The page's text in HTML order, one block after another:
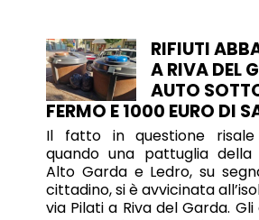
RIFIUTI
A RIVA DEL
AUTO
FERMO E 1000 EURO DI
Il fatto in questione
quando una pattuglia della
Alto Garda e Ledro, su
cittadino, si è avvicinata
via Pilati a Riva del Garda.